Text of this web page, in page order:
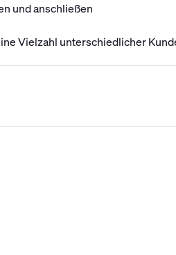
und anschließen
Vielzahl unterschiedlicher